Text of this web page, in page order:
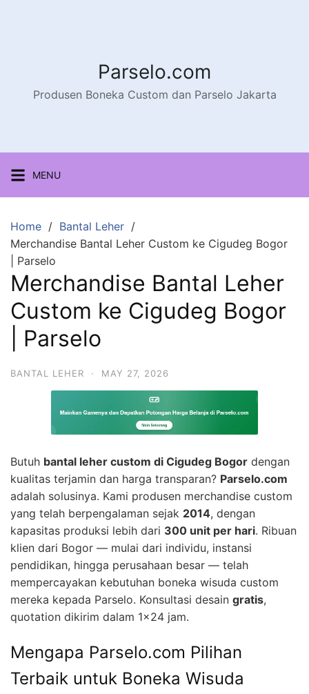
Parselo.com
Produsen Boneka Custom dan Parselo Jakarta
MENU
Home
Bantal Leher
Merchandise Bantal Leher Custom ke Cigudeg Bogor
| Parselo
Merchandise Bantal Leher
Custom ke Cigudeg Bogor
| Parselo
BANTAL LEHER · MAY 27, 2026
Butuh bantal leher custom di Cigudeg Bogor dengan
kualitas terjamin dan harga transparan? Parselo.com
adalah solusinya. Kami produsen merchandise custom
yang telah berpengalaman sejak 2014, dengan
kapasitas produksi lebih dari 300 unit per hari. Ribuan
klien dari Bogor — mulai dari individu, instansi
pendidikan, hingga perusahaan besar — telah
mempercayakan kebutuhan boneka wisuda custom
mereka kepada Parselo. Konsultasi desain gratis,
quotation dikirim dalam 1×24 jam.
Mengapa Parselo.com Pilihan
Terbaik untuk Boneka Wisuda